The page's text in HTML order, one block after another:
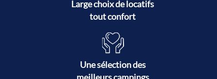
Large choix de locatifs
tout confort
Une sélection des